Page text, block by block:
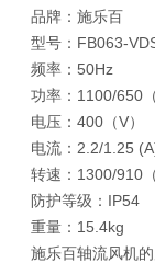
品牌：施乐百
型号：FB063-
频率：50Hz
功率：1100/650
电压：400（V）
电流：2.2/1.25
转速：1300/910
防护等级：IP54
重量：15.4kg
施乐百轴流风机